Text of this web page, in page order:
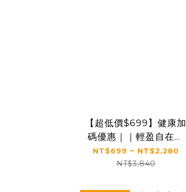
【超低價$699】健康加
碼優惠｜｜輕盈自在日
常｜【太陽星】纖消水
(2.5g*30包/盒，多規
NT$699 ~ NT$2,280
NT$3,840